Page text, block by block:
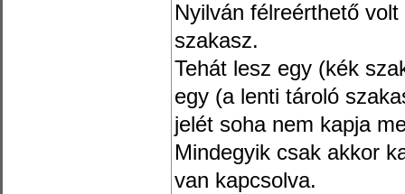
Nyilván félreérthető
szakasz.
Tehát lesz egy (kék
egy (a lenti tároló
jelét soha nem kapja
Mindegyik csak akkor
van kapcsolva.